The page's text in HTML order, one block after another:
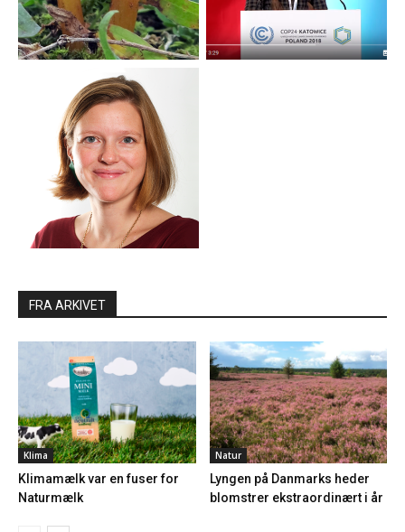
FRA ARKIVET
Klima
Klimamælk var en fuser for
Naturmælk
Natur
Lyngen på Danmarks heder
blomstrer ekstraordinært i år